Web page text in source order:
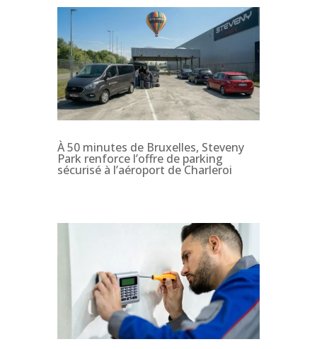
À 50 minutes de Bruxelles, Steveny
Park renforce l’offre de parking
sécurisé à l’aéroport de Charleroi